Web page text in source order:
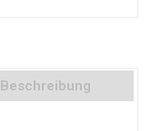
Beschreibung